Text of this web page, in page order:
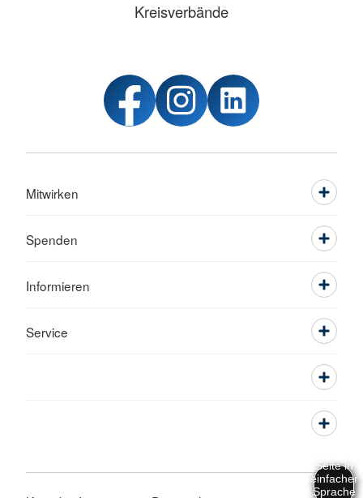
Kreisverbände
Mitwirken
Spenden
Informieren
Service